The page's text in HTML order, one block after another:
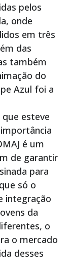
pelos
onde
em três
das
também
do
Azul foi a
esteve
é um
de garantir
para
só o
integração
da
o
o mercado
desses